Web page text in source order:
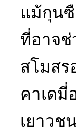
แม้กุน
ที่อาจ
สโมสร
คาเดมี่
เยาวช